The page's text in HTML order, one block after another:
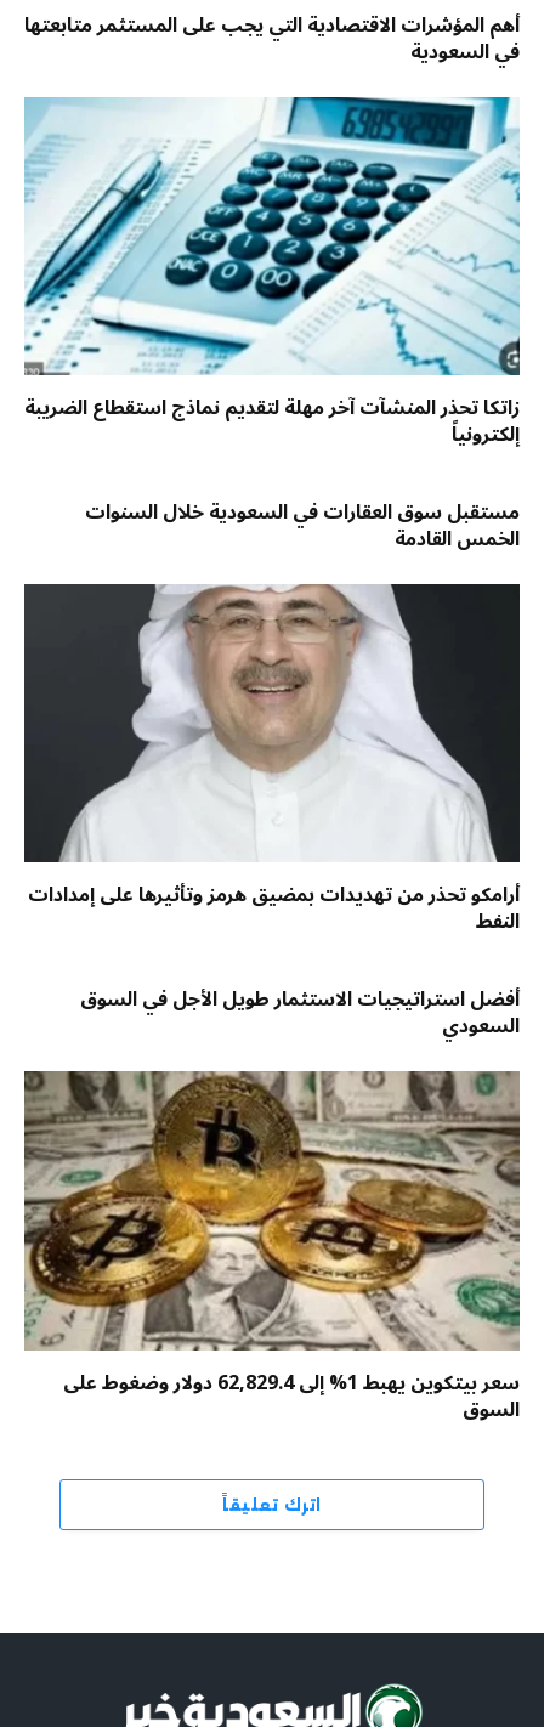
أهم المؤشرات الاقتصادية التي يجب على المستثمر متابعتها
في السعودية
زاتكا تحذر المنشآت آخر مهلة لتقديم نماذج استقطاع الضريبة
إلكترونياً
مستقبل سوق العقارات في السعودية خلال السنوات
الخمس القادمة
أرامكو تحذر من تهديدات بمضيق هرمز وتأثيرها على إمدادات
النفط
أفضل استراتيجيات الاستثمار طويل الأجل في السوق
السعودي
سعر بيتكوين يهبط 1% إلى 62,829.4 دولار وضغوط على
السوق
اترك تعليقاً